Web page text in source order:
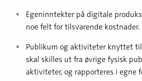
Egeninntekter på digitale
noe felt for tilsvarende kostnader.
Publikum og aktiviteter knyttet
skal skilles ut fra øvrige fysisk
aktiviteter, og rapporteres i egne